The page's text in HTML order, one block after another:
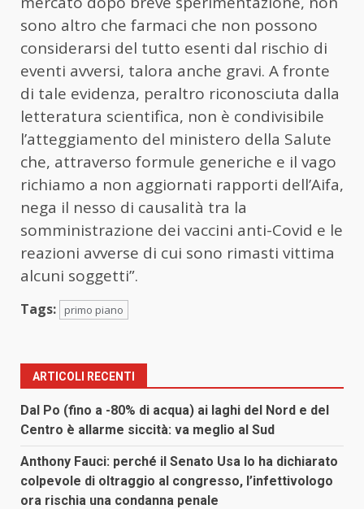
sono altro che farmaci che non possono
considerarsi del tutto esenti dal rischio di
eventi avversi, talora anche gravi. A fronte
di tale evidenza, peraltro riconosciuta dalla
letteratura scientifica, non è condivisibile
l’atteggiamento del ministero della Salute
che, attraverso formule generiche e il vago
richiamo a non aggiornati rapporti dell’Aifa,
nega il nesso di causalità tra la
somministrazione dei vaccini anti-Covid e le
reazioni avverse di cui sono rimasti vittima
alcuni soggetti”.
Tags: primo piano
ARTICOLI RECENTI
Dal Po (fino a -80% di acqua) ai laghi del Nord e del
Centro è allarme siccità: va meglio al Sud
Anthony Fauci: perché il Senato Usa lo ha dichiarato
colpevole di oltraggio al congresso, l’infettivologo
ora rischia una condanna penale